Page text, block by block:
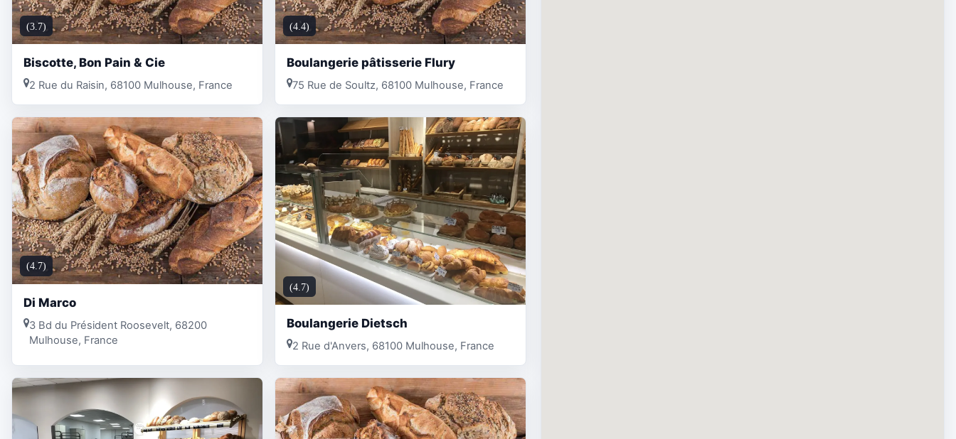
(3.7)
Biscotte, Bon Pain & Cie
2 Rue du Raisin, 68100 Mulhouse, France
(4.4)
Boulangerie pâtisserie Flury
75 Rue de Soultz, 68100 Mulhouse, France
(4.7)
Di Marco
3 Bd du Président Roosevelt, 68200
Mulhouse, France
(4.7)
Boulangerie Dietsch
2 Rue d'Anvers, 68100 Mulhouse, France